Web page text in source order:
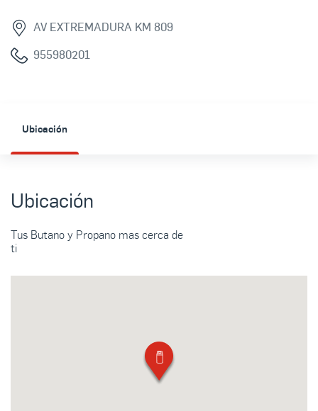
AV EXTREMADURA KM 809
955980201
Ubicación
Ubicación
Tus Butano y Propano mas cerca de
ti